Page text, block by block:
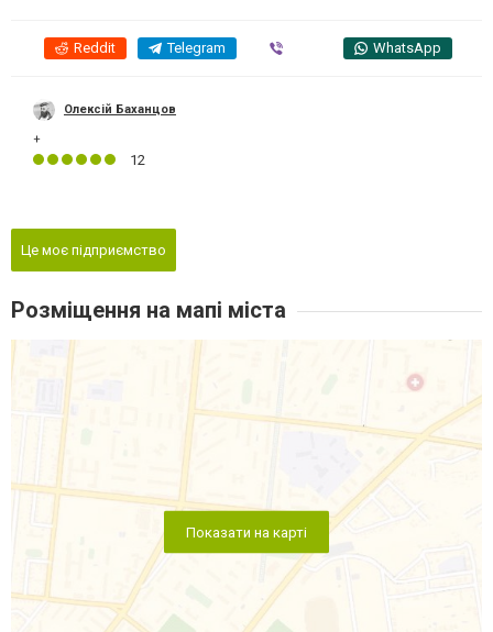
Reddit Telegram WhatsApp
Олексій Баханцов
+
12
Це моє підприємство
Розміщення на мапі міста
Показати на карті